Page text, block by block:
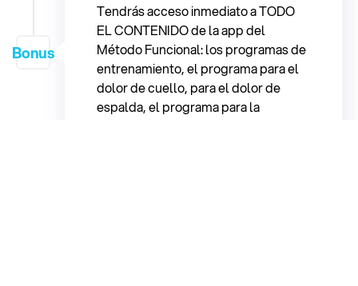
Tendrás acceso inmediato a TODO
EL CONTENIDO de la app del
Método Funcional: los programas de
entrenamiento, el programa para el
dolor de cuello, para el dolor de
espalda, el programa para la
Bonus